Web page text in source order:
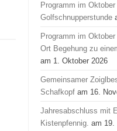
Programm im
Golfschnupperstunde
Programm im
Ort Begehung zu
am 1. Oktober 2026
Gemeinsamer
Schafkopf am 16.
Jahresabschluss mit
Kistenpfennig. am 19.